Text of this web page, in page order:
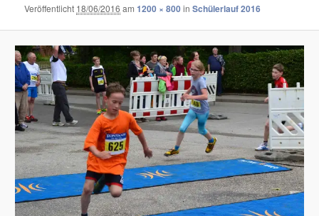
Veröffentlicht 18/06/2016 am1200 × 800inSchülerlauf 2016